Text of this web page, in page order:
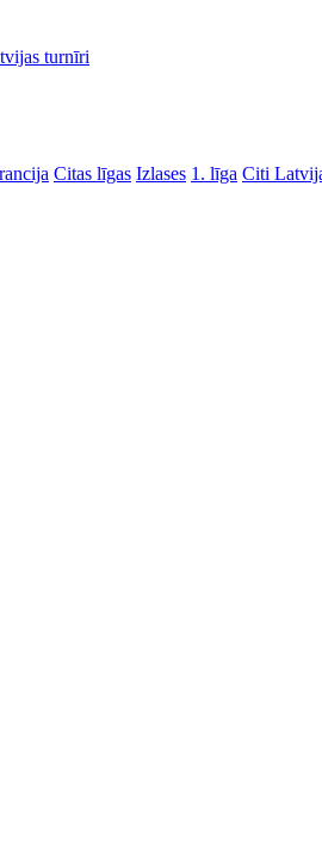
turnīri
Citas līgas Izlases 1. līga Citi